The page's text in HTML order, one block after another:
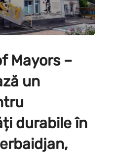
Mayors –
un
durabile în